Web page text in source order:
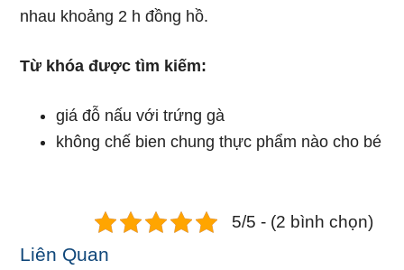
nhau khoảng 2 h đồng hồ.
Từ khóa được tìm kiếm:
giá đỗ nấu với trứng gà
không chế bien chung thực phẩm nào cho bé
5/5 - (2 bình chọn)
Liên Quan